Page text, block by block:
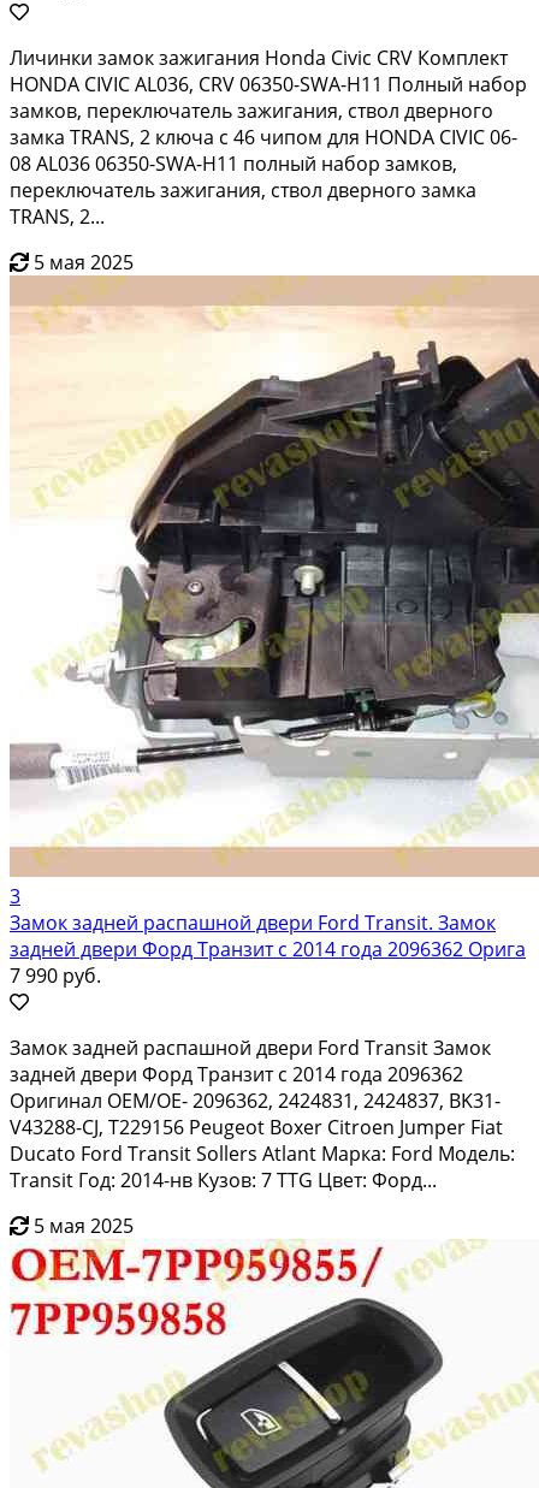
Личинки замок зажигания Honda Civic CRV Комплект
HONDA CIVIC AL036, CRV 06350-SWA-H11 Полный набор
замков, переключатель зажигания, ствол дверного
замка TRANS, 2 ключа с 46 чипом для HONDA CIVIC 06-
08 AL036 06350-SWA-H11 полный набор замков,
переключатель зажигания, ствол дверного замка
TRANS, 2...
5 мая 2025
3
Замок задней распашной двери Ford Transit. Замок
задней двери Форд Транзит с 2014 года 2096362 Орига
7 990 руб.
Замок задней распашной двери Ford Transit Замок
задней двери Форд Транзит с 2014 года 2096362
Оригинал OEM/OE- 2096362, 2424831, 2424837, BK31-
V43288-CJ, T229156 Peugeot Boxer Citroen Jumper Fiat
Ducato Ford Transit Sollers Atlant Марка: Ford Модель:
Transit Год: 2014-нв Кузов: 7 TTG Цвет: Форд...
5 мая 2025